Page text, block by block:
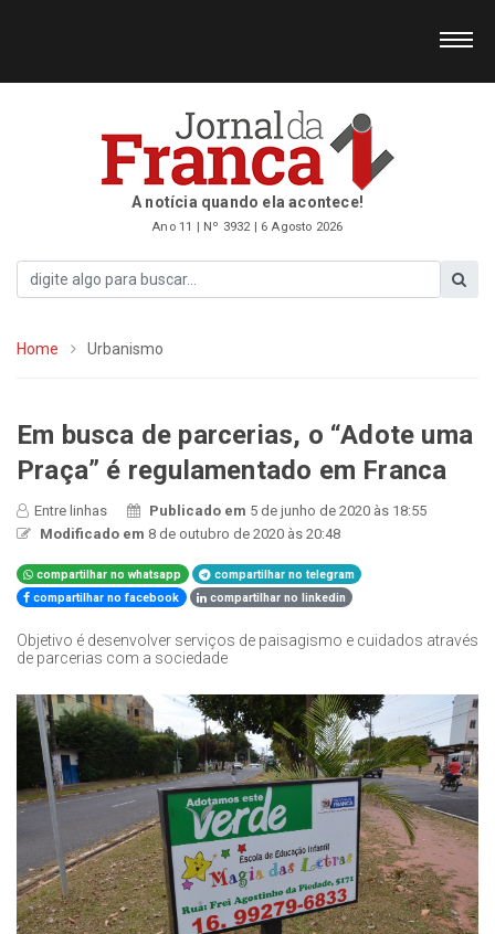
A notícia quando ela acontece!
Ano 11 | Nº 3932 | 6 Agosto 2026
Home Urbanismo
Em busca de parcerias, o “Adote uma
Praça” é regulamentado em Franca
Entre linhas Publicado em 5 de junho de 2020 às 18:55
Modificado em 8 de outubro de 2020 às 20:48
compartilhar no whatsapp
compartilhar no telegram
compartilhar no facebook
compartilhar no linkedin
Objetivo é desenvolver serviços de paisagismo e cuidados através
de parcerias com a sociedade